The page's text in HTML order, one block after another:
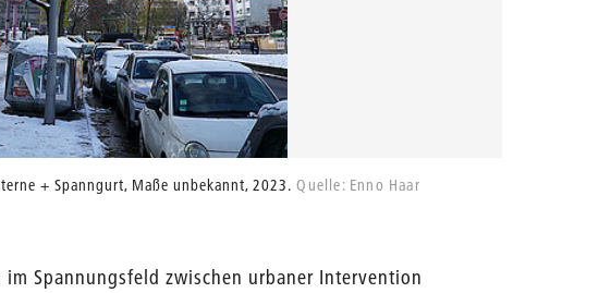
+ Spanngurt, Maße unbekannt, 2023. Quelle: Enno Haar
Spannungsfeld zwischen urbaner Intervention